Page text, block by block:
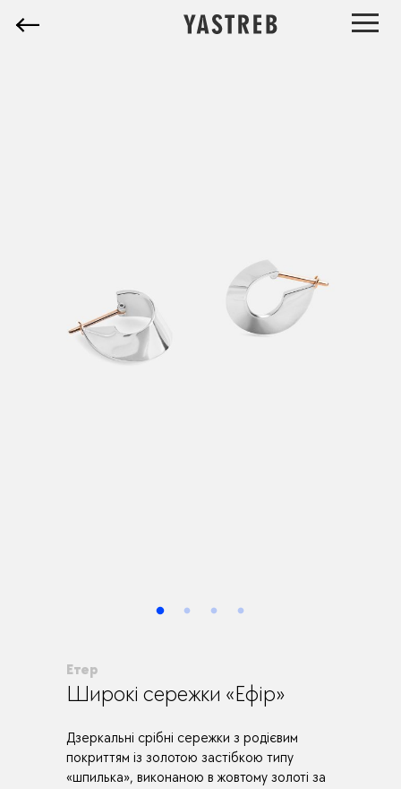
Етер
Широкі сережки «Ефір»
Дзеркальні срібні сережки з родієвим
покриттям із золотою застібкою типу
«шпилька», виконаною в жовтому золоті за